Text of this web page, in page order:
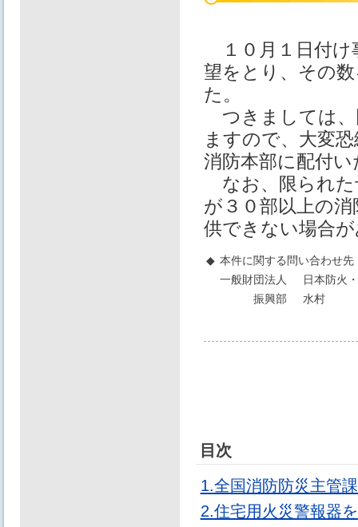
１０⽉１⽇付け
望をとり、その
た。
つきましては、
ますので、⼤変
消防本部に配付
なお、限られた
が３０部以上の
供できない場合
◆ 本件に関する問い合わせ先
一般財団法人
日本防火
振興部
水村
目次
1.全国消防防災主管
2.住宅用火災警報器